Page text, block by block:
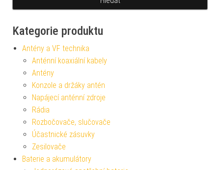
Kategorie produktu
Antény a VF technika
Anténní koaxiální kabely
Antény
Konzole a držáky antén
Napájecí anténní zdroje
Rádia
Rozbočovače, slučovače
Účastnické zásuvky
Zesilovače
Baterie a akumulátory